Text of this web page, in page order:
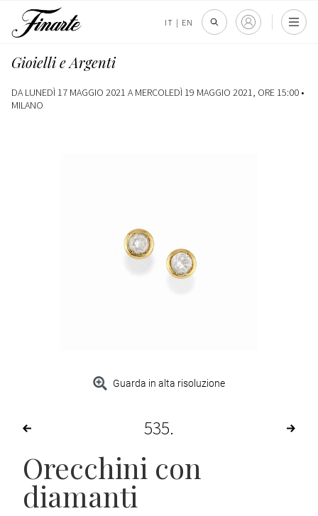
IT | EN
Gioielli e Argenti
DA LUNEDÌ 17 MAGGIO 2021 A MERCOLEDÌ 19 MAGGIO 2021, ORE 15:00 •
MILANO
Guarda in alta risoluzione
535
Orecchini con
diamanti